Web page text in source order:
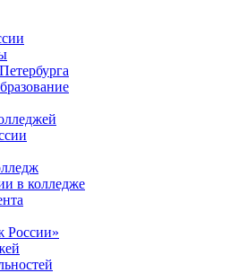
в колледже
России»